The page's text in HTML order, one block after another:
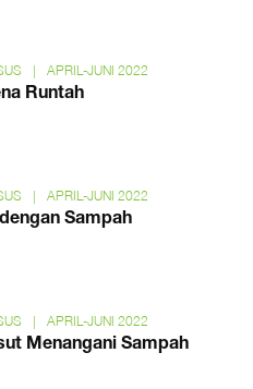
| APRIL-JUNI 2022
Runtah
| APRIL-JUNI 2022
Sampah
| APRIL-JUNI 2022
Menangani Sampah